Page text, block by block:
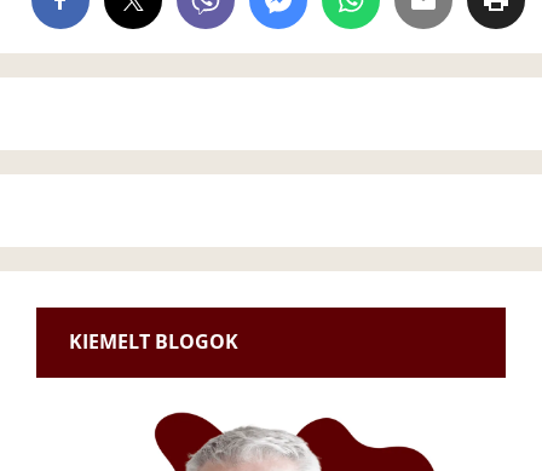
KIEMELT BLOGOK